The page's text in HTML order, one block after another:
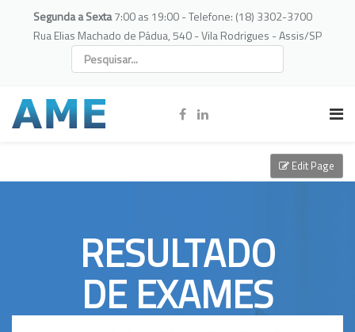
Segunda a Sexta7:00 as 19:00 - Telefone: (18) 3302-3700
Rua Elias Machado de Pádua, 540 - Vila Rodrigues - Assis/SP
RESULTADO
DE EXAMES
Edit Page